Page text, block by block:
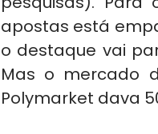
apostas está
o destaque vai
Mas o mercado
Polymarket dava